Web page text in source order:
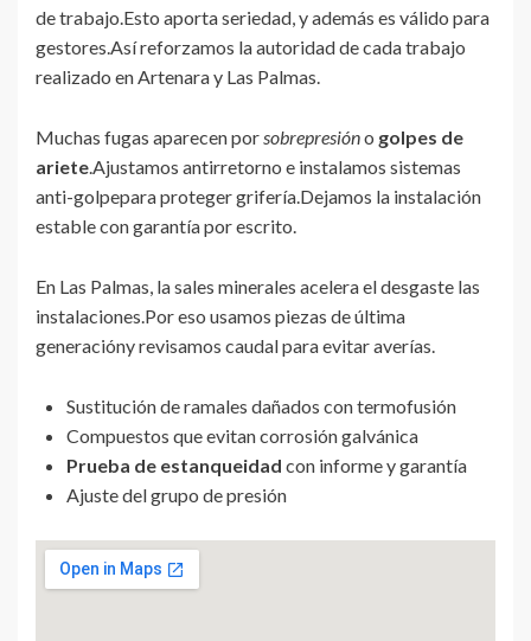
de trabajo.Esto aporta seriedad, y además es válido para
gestores.Así reforzamos la autoridad de cada trabajo
realizado en Artenara y Las Palmas.
Muchas fugas aparecen porsobrepresióno golpes de
ariete.Ajustamos antirretorno e instalamos sistemas
anti-golpepara proteger grifería.Dejamos la instalación
estable con garantía por escrito.
En Las Palmas, la sales minerales acelera el desgaste las
instalaciones.Por eso usamos piezas de última
generacióny revisamos caudal para evitar averías.
Sustitución de ramales dañados con termofusión
Compuestos que evitan corrosión galvánica
Prueba de estanqueidad con informe y garantía
Ajuste del grupo de presión